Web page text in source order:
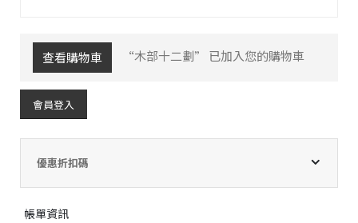
查看購物車 “木部十二劃” 已加入您的購物車
會員登入
優惠折扣碼
帳單資訊